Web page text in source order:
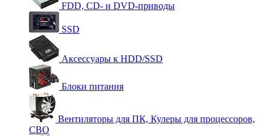
FDD, CD- и DVD-приводы
SSD
Аксессуары к HDD/SSD
Блоки питания
Вентиляторы для ПК, Кулеры для процессоров,
СВО